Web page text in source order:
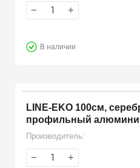
− +
В наличии
LINE-EKO 100см,
профильный
Производитель:
− +